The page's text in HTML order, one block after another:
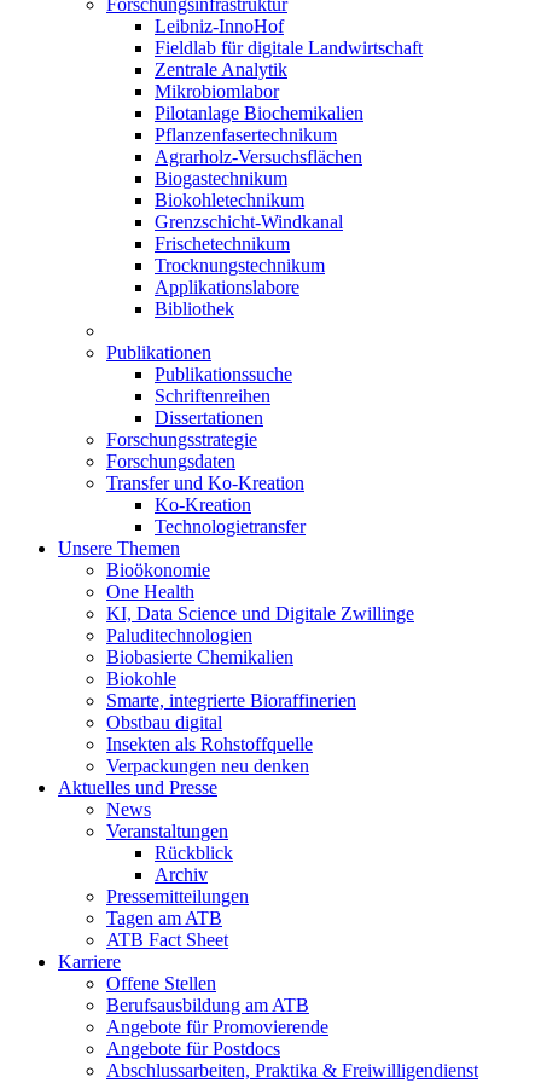
Forschungsinfrastruktur
Leibniz-InnoHof
Fieldlab für digitale Landwirtschaft
Zentrale Analytik
Mikrobiomlabor
Pilotanlage Biochemikalien
Pflanzenfasertechnikum
Agrarholz-Versuchsflächen
Biogastechnikum
Biokohletechnikum
Grenzschicht-Windkanal
Frischetechnikum
Trocknungstechnikum
Applikationslabore
Bibliothek
Publikationen
Publikationssuche
Schriftenreihen
Dissertationen
Forschungsstrategie
Forschungsdaten
Transfer und Ko-Kreation
Ko-Kreation
Technologietransfer
Unsere Themen
Bioökonomie
One Health
KI, Data Science und Digitale Zwillinge
Paluditechnologien
Biobasierte Chemikalien
Biokohle
Smarte, integrierte Bioraffinerien
Obstbau digital
Insekten als Rohstoffquelle
Verpackungen neu denken
Aktuelles und Presse
News
Veranstaltungen
Rückblick
Archiv
Pressemitteilungen
Tagen am ATB
ATB Fact Sheet
Karriere
Offene Stellen
Berufsausbildung am ATB
Angebote für Promovierende
Angebote für Postdocs
Abschlussarbeiten, Praktika & Freiwilligendienst